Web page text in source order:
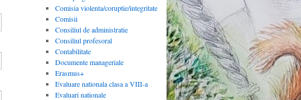
Comisia violenta/coruptie/integritate
Comisii
Consiliul de administratie
Consiliul profesoral
Contabilitate
Documente manageriale
Erasmus+
Evaluare nationala clasa a VIII-a
Evaluari nationale